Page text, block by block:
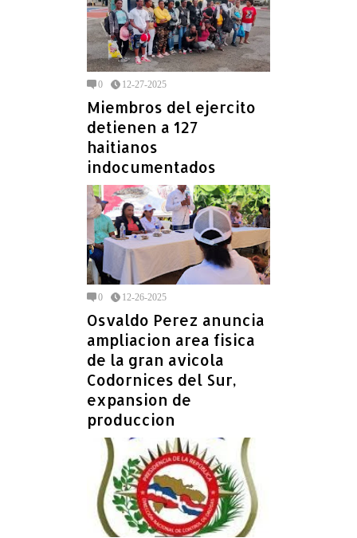
0 12-27-2025
Miembros del ejercito
detienen a 127
haitianos
indocumentados
0 12-26-2025
Osvaldo Perez anuncia
ampliacion area fisica
de la gran avicola
Codornices del Sur,
expansion de
produccion